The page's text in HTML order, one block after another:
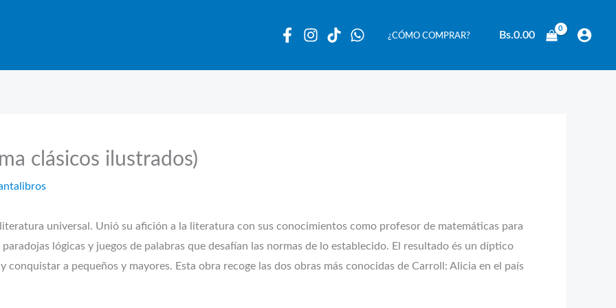
¿CÓMO COMPRAR? Bs.0.00
clásicos ilustrados)
universal. Unió su afición a la literatura con sus conocimientos como profesor de matemáticas para
lógicas y juegos de palabras que desafían las normas de lo establecido. El resultado és un díptico
conquistar a pequeños y mayores. Esta obra recoge las dos obras más conocidas de Carroll: Alicia en el país